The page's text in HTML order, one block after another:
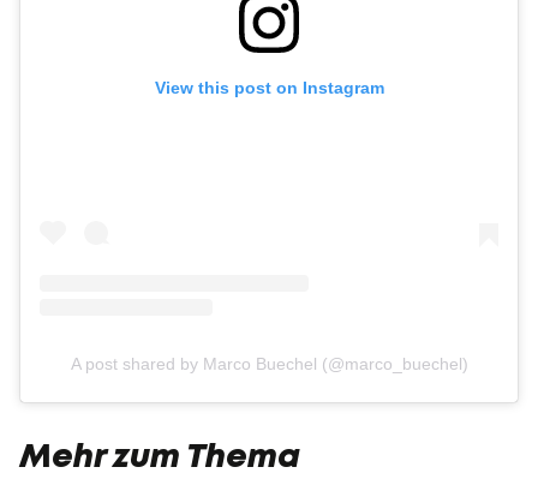
View this post on Instagram
A post shared by Marco Buechel (@marco_buechel)
Mehr zum Thema